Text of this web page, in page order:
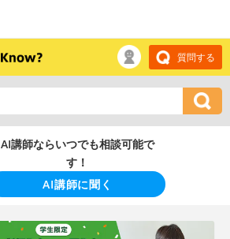
質問する
AI講師ならいつでも相談可能で
す！
AI講師に聞く